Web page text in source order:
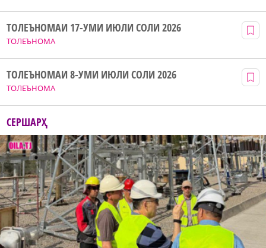
ТОЛЕЪНОМА
ТОЛЕЪНОМАИ 17-УМИ ИЮЛИ СОЛИ 2026
ТОЛЕЪНОМА
ТОЛЕЪНОМАИ 8-УМИ ИЮЛИ СОЛИ 2026
СЕРШАРҲ